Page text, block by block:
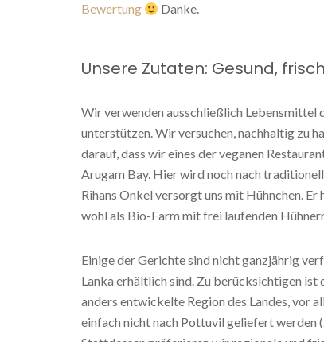
Bewertung
Danke.
Unsere Zutaten: Gesund,
Wir verwenden ausschließlich Lebensmittel
unterstützen. Wir versuchen, nachhaltig zu
darauf, dass wir eines der veganen
Arugam Bay. Hier wird noch nach
Rihans Onkel versorgt uns mit Hühnchen.
wohl als Bio-Farm mit frei laufenden
Einige der Gerichte sind nicht ganzjährig
Lanka erhältlich sind. Zu berücksichtigen ist
anders entwickelte Region des Landes, vor
einfach nicht nach Pottuvil geliefert werden